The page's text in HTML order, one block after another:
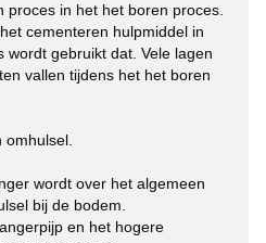
proces in het het boren proces.
cementeren hulpmiddel in
wordt gebruikt dat. Vele lagen
vallen tijdens het het boren
omhulsel.
wordt over het algemeen
bij de bodem.
en het hogere